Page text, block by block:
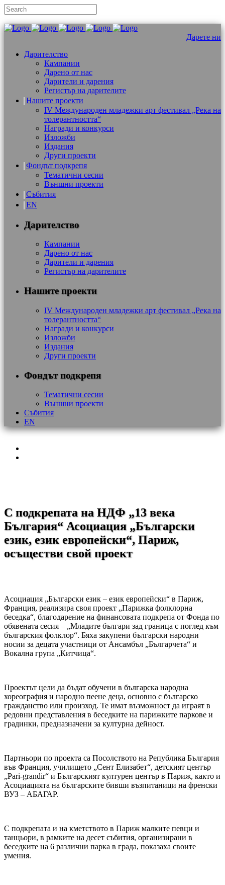
Дарете ни
Дарителство
Кампании
Дарено от нас
Дарители и дарения
Регистър на дарителите
Нашите проекти
IV Международен младежки арт фестивал „Река на
толерантността“
Награди и конкурси
Изложби
Издания
Други проекти
Фондът подкрепя
Тематични сесии
Външни проекти
Събития
EN
Дарителство
Кампании
Дарено от нас
Дарители и дарения
Регистър на дарителите
Нашите проекти
IV Международен младежки арт фестивал „Река на
толерантността“
Награди и конкурси
Изложби
Издания
Други проекти
Фондът подкрепя
Тематични сесии
Външни проекти
Събития
EN
С подкрепата на НДФ „13 века
България“ Асоциация „Български
език, език европейски“, Париж,
осъществи свой проект
Асоциация „Български език – език европейски“ в Париж,
Франция, реализира своя проект „Парижка фолклорна
беседка“, благодарение на финансовата подкрепа от Фонда по
обявената сесия – „Младите българи зад граница с поглед към
българския фолклор“. Бяха закупени български народни
носии за децата участници от Ансамбъл „Българчета“ и
Вокална група „Китчица“.
Проектът цели да бъдат обучени в българска народна
хореография и народно пеене деца, основно с българско
гражданство или произход. Те имат възможност да играят в
редовни представления в беседките на парижките паркове и
градинки, предназначени за културна дейност.
Партньори по проекта са Посолството на Република България
във Франция, училището „Сент Елизабет“, детският център
„Pari-grandir“ и Българският културен център в Париж, както и
Асоциацията на българските бивши възпитаници на френски
ВУЗ – АБАГАР.
С подкрепата и на кметството в Париж малките певци и
танцьори, в рамките на десет събития, организирани в
беседките на 6 различни парка в града, показаха своите
умения.